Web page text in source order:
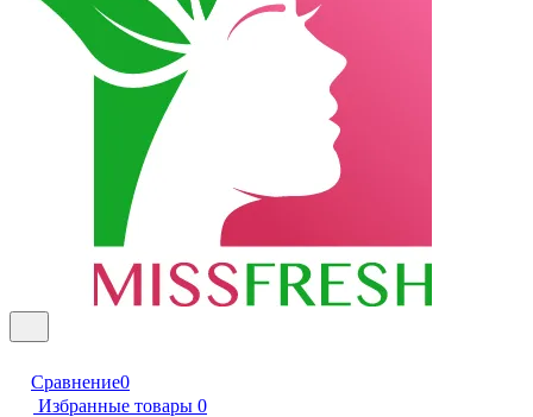
Сравнение0
Избранные товары 0